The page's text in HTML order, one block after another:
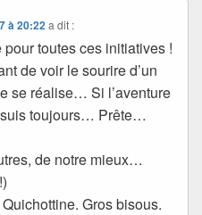
à 20:22 a dit :
toutes ces initiatives !
de voir le sourire d’un
se réalise… Si l’aventure
toujours… Prête…
de notre mieux…
Gros bisous.